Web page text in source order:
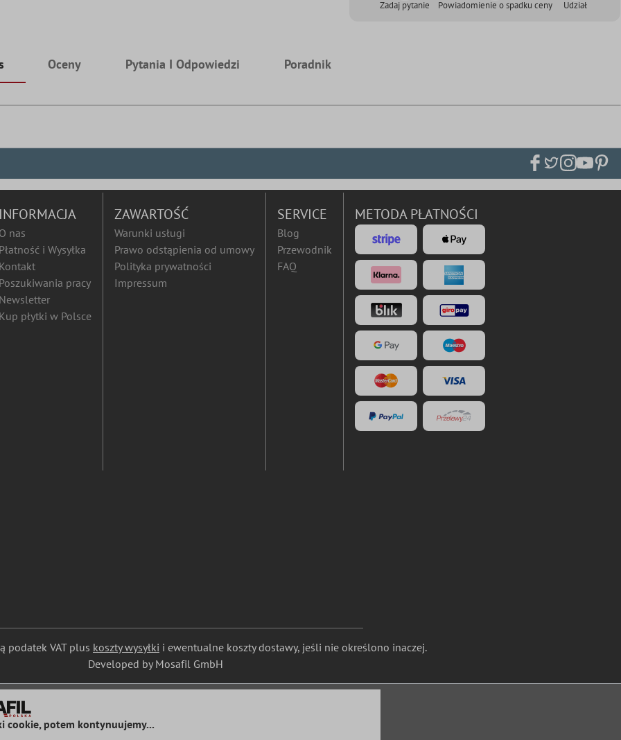
Zadaj pytanie Powiadomienie o spadku ceny Udział
Oceny Pytania I Odpowiedzi Poradnik
nas
i Wysyłka
pracy
płytki w Polsce
ZAWARTOŚĆ
Warunki usługi
Prawo odstąpienia od umowy
Polityka prywatności
Impressum
SERVICE
Blog
Przewodnik
FAQ
METODA PŁATNOŚCI
podatek VAT plus koszty wysyłki i ewentualne koszty dostawy, jeśli nie określono inaczej.
Developed by Mosafil GmbH
cookie, potem kontynuujemy...